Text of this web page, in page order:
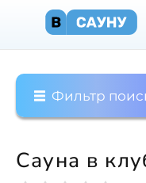
Фильтр
Сауна в